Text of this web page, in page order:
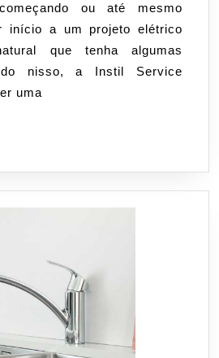
ou até mesmo
início a um projeto elétrico
que tenha algumas
nisso, a Instil Service
uma